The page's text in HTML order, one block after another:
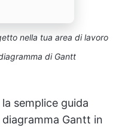
nella tua area di lavoro
di Gantt
semplice guida
Gantt in